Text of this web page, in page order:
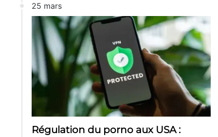
25 mars
Régulation du porno aux USA :